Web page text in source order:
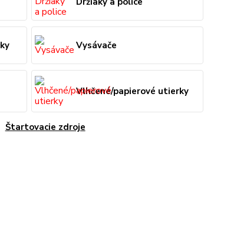
Vysávače
Vlhčené/papierové utierky
Štartovacie zdroje